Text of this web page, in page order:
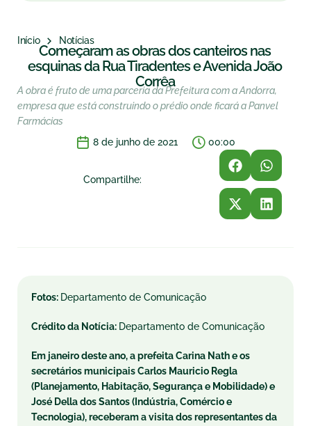
Início Notícias
Começaram as obras dos canteiros nas
esquinas da Rua Tiradentes e Avenida João
Corrêa
A obra é fruto de uma parceria da Prefeitura com a Andorra,
empresa que está construindo o prédio onde ficará a Panvel
Farmácias
8 de junho de 2021
00:00
Compartilhe:
Fotos: Departamento de Comunicação
Crédito da Notícia: Departamento de Comunicação
Em janeiro deste ano, a prefeita Carina Nath e os
secretários municipais Carlos Mauricio Regla
(Planejamento, Habitação, Segurança e Mobilidade) e
José Della dos Santos (Indústria, Comércio e
Tecnologia), receberam a visita dos representantes da